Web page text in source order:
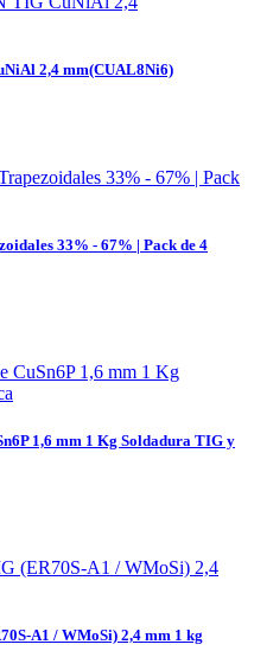
2,4 mm(CUAL8Ni6)
33% - 67% | Pack de 4
1,6 mm 1 Kg Soldadura TIG y
A1 / WMoSi) 2,4 mm 1 kg